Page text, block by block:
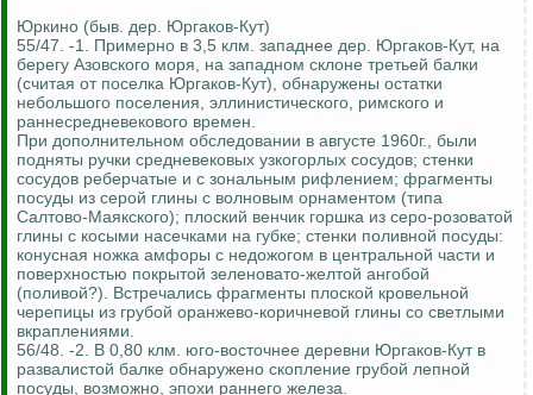
Юркино (быв. дер. Юргаков-Кут)
55/47. -1. Примерно в 3,5 клм. западнее дер. Юргаков-Кут, на
берегу Азовского моря, на западном склоне третьей балки
(считая от поселка Юргаков-Кут), обнаружены остатки
небольшого поселения, эллинистического, римского и
раннесредневекового времен.
При дополнительном обследовании в августе 1960г., были
подняты ручки средневековых узкогорлых сосудов; стенки
сосудов реберчатые и с зональным рифлением; фрагменты
посуды из серой глины с волновым орнаментом (типа
Салтово-Маякского); плоский венчик горшка из серо-розоватой
глины с косыми насечками на губке; стенки поливной посуды:
конусная ножка амфоры с недожогом в центральной части и
поверхностью покрытой зеленовато-желтой ангобой
(поливой?). Встречались фрагменты плоской кровельной
черепицы из грубой оранжево-коричневой глины со светлыми
вкраплениями.
56/48. -2. В 0,80 клм. юго-восточнее деревни Юргаков-Кут в
развалистой балке обнаружено скопление грубой лепной
посуды, возможно, эпохи раннего железа.